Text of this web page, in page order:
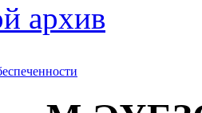
архив